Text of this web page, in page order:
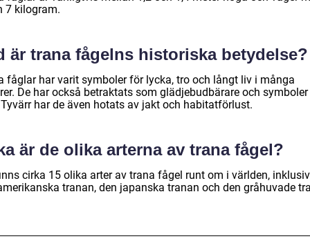
7 kilogram.
är trana fågelns historiska betydelse?
fåglar har varit symboler för lycka, tro och långt liv i många
De har också betraktats som glädjebudbärare och
har de även hotats av jakt och habitatförlust.
är de olika arterna av trana fågel?
cirka 15 olika arter av trana fågel runt om i världen,
tranan, den japanska tranan och den gråhuvade